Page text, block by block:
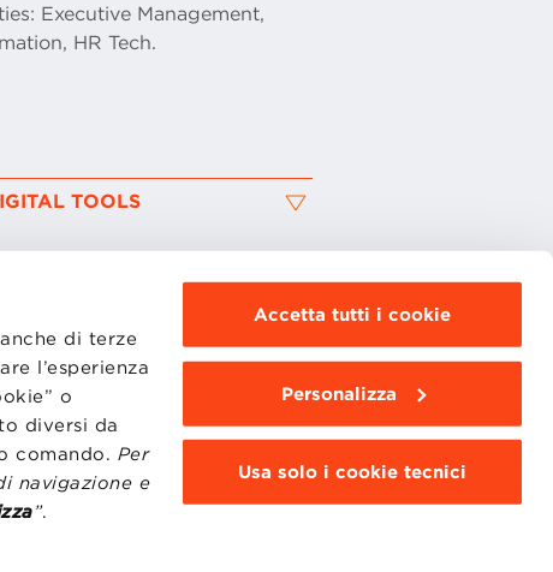
di terze
l’esperienza
o
diversi da
comando. Per
navigazione e
”.
Accetta tutti i cookie
Personalizza
Usa solo i cookie tecnici
Executive Management,
HR Tech.
TOOLS
WEBMAIL
BBS COMMUNITY PORTAL
PRESS